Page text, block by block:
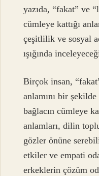
yazıda, “fakat” ve
cümleye kattığı
çeşitlilik ve sosyal
ışığında
Birçok insan,
anlamını bir
bağlacın cümleye
anlamları, dilin
gözler önüne
etkiler ve empati
erkeklerin çözüm